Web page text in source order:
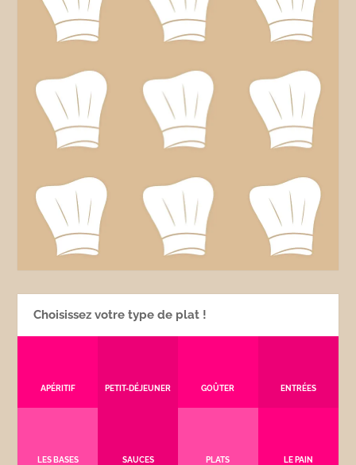
Choisissez votre type de plat !
APÉRITIF PETIT-DÉJEUNER GOÛTER ENTRÉES
LES BASES SAUCES PLATS LE PAIN